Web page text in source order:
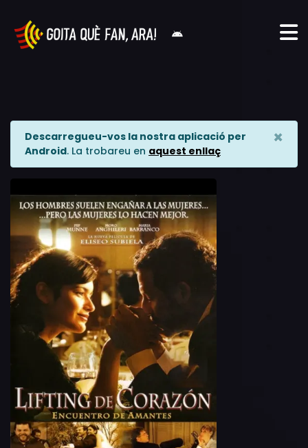
Descarregueu-vos la nostra aplicació per
Android. La trobareu en aquest enllaç
×